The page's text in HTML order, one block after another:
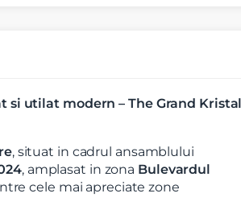
utilat modern – The Grand Kristal
, situat in cadrul ansamblului
, amplasat in zona Bulevardul
cele mai apreciate zone